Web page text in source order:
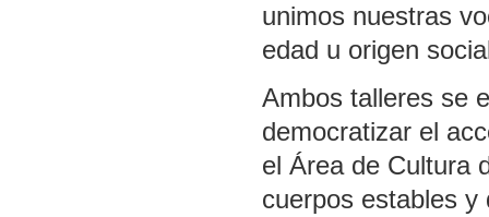
unimos nuestras
edad u origen
Ambos talleres se
democratizar el
el Área de Cultura
cuerpos estables